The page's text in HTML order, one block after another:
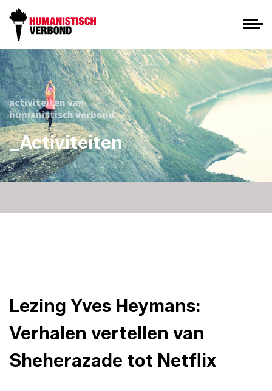
activiteiten van
humanistisch verbond
_Activiteiten
Lezing Yves Heymans:
Verhalen vertellen van
Sheherazade tot Netflix